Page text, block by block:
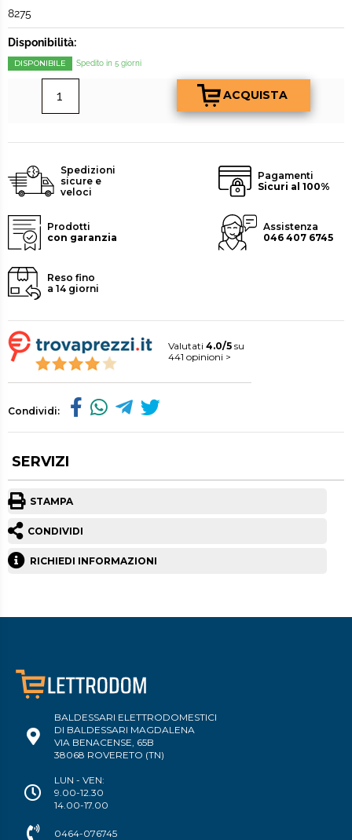
8275
Disponibilità:
DISPONIBILE Spedito in 5 giorni
Spedizioni
sicure e
veloci
Pagamenti
Sicuri al 100%
Prodotti
con garanzia
Assistenza
046 407 6745
Reso fino
a 14 giorni
Valutati 4.0/5 su
441 opinioni >
Condividi:
SERVIZI
STAMPA
CONDIVIDI
RICHIEDI INFORMAZIONI
BALDESSARI ELETTRODOMESTICI
DI BALDESSARI MAGDALENA
VIA BENACENSE, 65B
38068 ROVERETO (TN)
LUN - VEN:
9.00-12.30
14.00-17.00
0464-076745